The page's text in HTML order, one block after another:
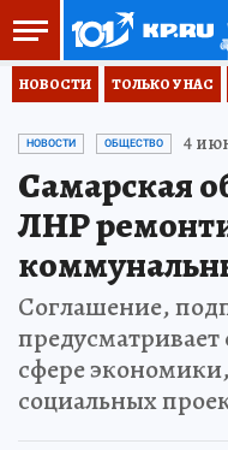
НОВОСТИ ТОЛЬКО У НАС
НОВОСТИ ОБЩЕСТВО 4
Самарская
ЛНР
Соглашение,
предусматривает
сфере
социальных